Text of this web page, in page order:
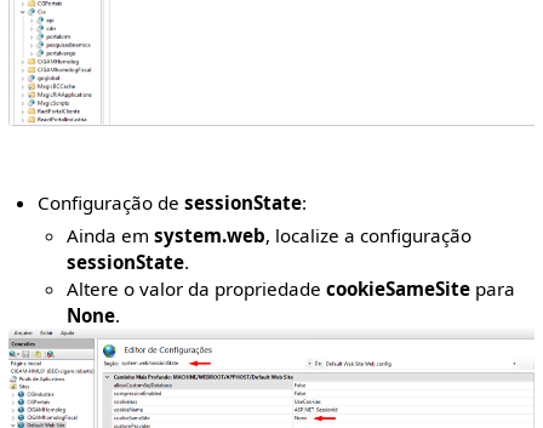
Configuração desessionState:
Ainda emsystem.web, localize a configuração
sessionState.
Altere o valor da propriedadecookieSameSite para
None.